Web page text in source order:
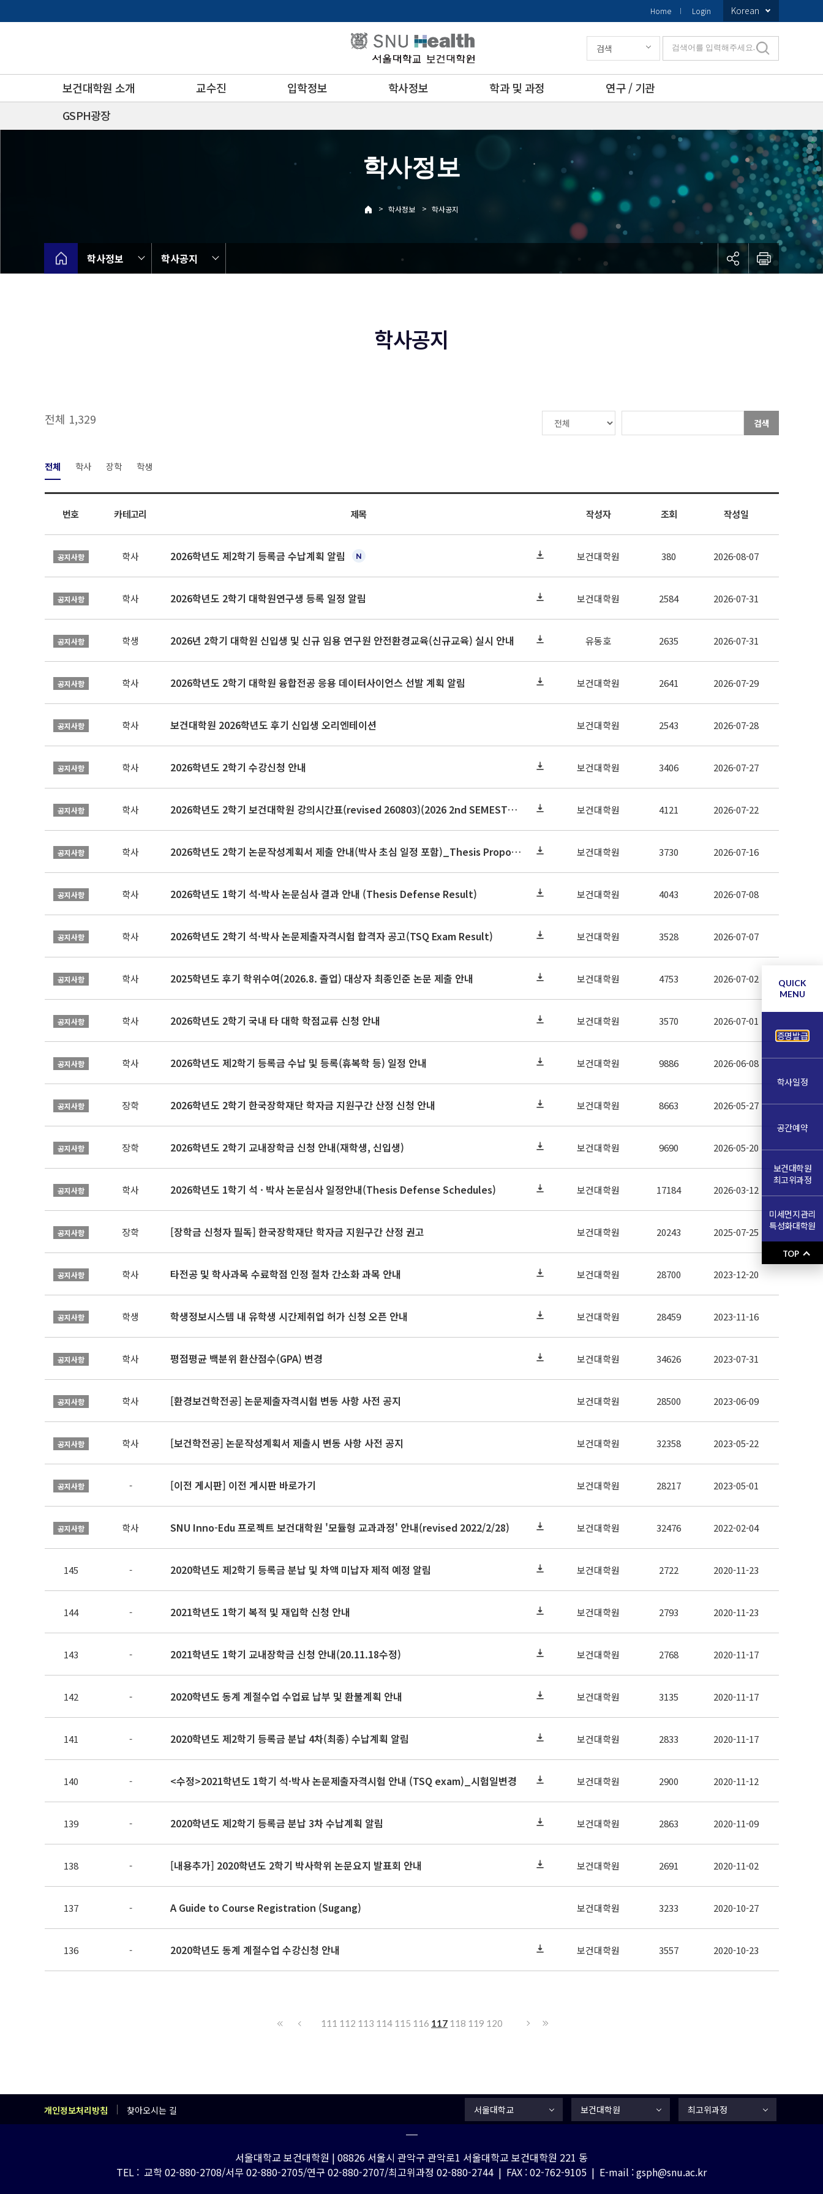
로
Home Login Korean
보건대학원 소개 교수진 입학정보 학사정보 학과 및 과정
연구 / 기관
GSPH광장
검색 검색어를 입력해주세요.
학사정보
> 학사정보 > 학사공지
학사정보 학사공지
학사공지
전체 1,329 검색
전체 학사 장학 학생
번호 카테고리 제목 작성자 조회 작성일
공지사항 학사 2026학년도 제2학기 등록금 수납계획 알림 보건대학원 380 2026-08-07
공지사항 학사 2026학년도 2학기 대학원연구생 등록 일정 알림 보건대학원 2584 2026-07-31
공지사항 학생 2026년 2학기 대학원 신입생 및 신규 임용 연구원 안전환경교육(신규교육) 실시 안내 유동호 2635 2026-07-31
공지사항 학사 2026학년도 2학기 대학원 융합전공 응용 데이터사이언스 선발 계획 알림 보건대학원 2641 2026-07-29
공지사항 학사 보건대학원 2026학년도 후기 신입생 오리엔테이션 보건대학원 2543 2026-07-28
공지사항 학사 2026학년도 2학기 수강신청 안내 보건대학원 3406 2026-07-27
공지사항 학사 2026학년도 2학기 보건대학원 강의시간표(revised 260803)(2026 2nd SEMESTER SNU GSPH TIMETABLE) 보건대학원 4121 2026-07-22
공지사항 학사 2026학년도 2학기 논문작성계획서 제출 안내(박사 초심 일정 포함)_Thesis Proposal 보건대학원 3730 2026-07-16
공지사항 학사 2026학년도 1학기 석·박사 논문심사 결과 안내 (Thesis Defense Result) 보건대학원 4043 2026-07-08
공지사항 학사 2026학년도 2학기 석·박사 논문제출자격시험 합격자 공고(TSQ Exam Result) 보건대학원 3528 2026-07-07
공지사항 학사 2025학년도 후기 학위수여(2026.8. 졸업) 대상자 최종인준 논문 제출 안내 보건대학원 4753 2026-07-02
공지사항 학사 2026학년도 2학기 국내 타 대학 학점교류 신청 안내 보건대학원 3570 2026-07-01
공지사항 학사 2026학년도 제2학기 등록금 수납 및 등록(휴복학 등) 일정 안내 보건대학원 9886 2026-06-08
공지사항 장학 2026학년도 2학기 한국장학재단 학자금 지원구간 산정 신청 안내 보건대학원 8663 2026-05-27
공지사항 장학 2026학년도 2학기 교내장학금 신청 안내(재학생, 신입생) 보건대학원 9690 2026-05-20
공지사항 학사 2026학년도 1학기 석 · 박사 논문심사 일정안내(Thesis Defense Schedules) 보건대학원 17184 2026-03-12
공지사항 장학 [장학금 신청자 필독] 한국장학재단 학자금 지원구간 산정 권고 보건대학원 20243 2025-07-25
공지사항 학사 타전공 및 학사과목 수료학점 인정 절차 간소화 과목 안내 보건대학원 28700 2023-12-20
공지사항 학생 학생정보시스템 내 유학생 시간제취업 허가 신청 오픈 안내 보건대학원 28459 2023-11-16
공지사항 학사 평점평균 백분위 환산점수(GPA) 변경 보건대학원 34626 2023-07-31
공지사항 학사 [환경보건학전공] 논문제출자격시험 변동 사항 사전 공지 보건대학원 28500 2023-06-09
공지사항 학사 [보건학전공] 논문작성계획서 제출시 변동 사항 사전 공지 보건대학원 32358 2023-05-22
공지사항 - [이전 게시판] 이전 게시판 바로가기 보건대학원 28217 2023-05-01
공지사항 학사 SNU Inno-Edu 프로젝트 보건대학원 '모듈형 교과과정' 안내(revised 2022/2/28) 보건대학원 32476 2022-02-04
145 - 2020학년도 제2학기 등록금 분납 및 차액 미납자 제적 예정 알림 보건대학원 2722 2020-11-23
144 - 2021학년도 1학기 복적 및 재입학 신청 안내 보건대학원 2793 2020-11-23
143 - 2021학년도 1학기 교내장학금 신청 안내(20.11.18수정) 보건대학원 2768 2020-11-17
142 - 2020학년도 동계 계절수업 수업료 납부 및 환불계획 안내 보건대학원 3135 2020-11-17
141 - 2020학년도 제2학기 등록금 분납 4차(최종) 수납계획 알림 보건대학원 2833 2020-11-17
140 - <수정>2021학년도 1학기 석·박사 논문제출자격시험 안내 (TSQ exam)_시험일변경 보건대학원 2900 2020-11-12
139 - 2020학년도 제2학기 등록금 분납 3차 수납계획 알림 보건대학원 2863 2020-11-09
138 - [내용추가] 2020학년도 2학기 박사학위 논문요지 발표회 안내 보건대학원 2691 2020-11-02
137 - A Guide to Course Registration (Sugang) 보건대학원 3233 2020-10-27
136 - 2020학년도 동계 계절수업 수강신청 안내 보건대학원 3557 2020-10-23
111 112 113 114 115 116 117 118 119 120
개인정보처리방침 찾아오시는 길 서울대학교 보건대학원 최고위과정
서울대학교 보건대학원 | 08826 서울시 관악구 관악로1 서울대학교 보건대학원 221 동
TEL : 교학 02-880-2708/서무 02-880-2705/연구 02-880-2707/최고위과정 02-880-2744 | FAX : 02-762-9105 | E-mail : gsph@snu.ac.kr
QUICK
MENU
증명발급
학사일정
공간예약
보건대학원
최고위과정
미세먼지관리
특성화대학원
TOP